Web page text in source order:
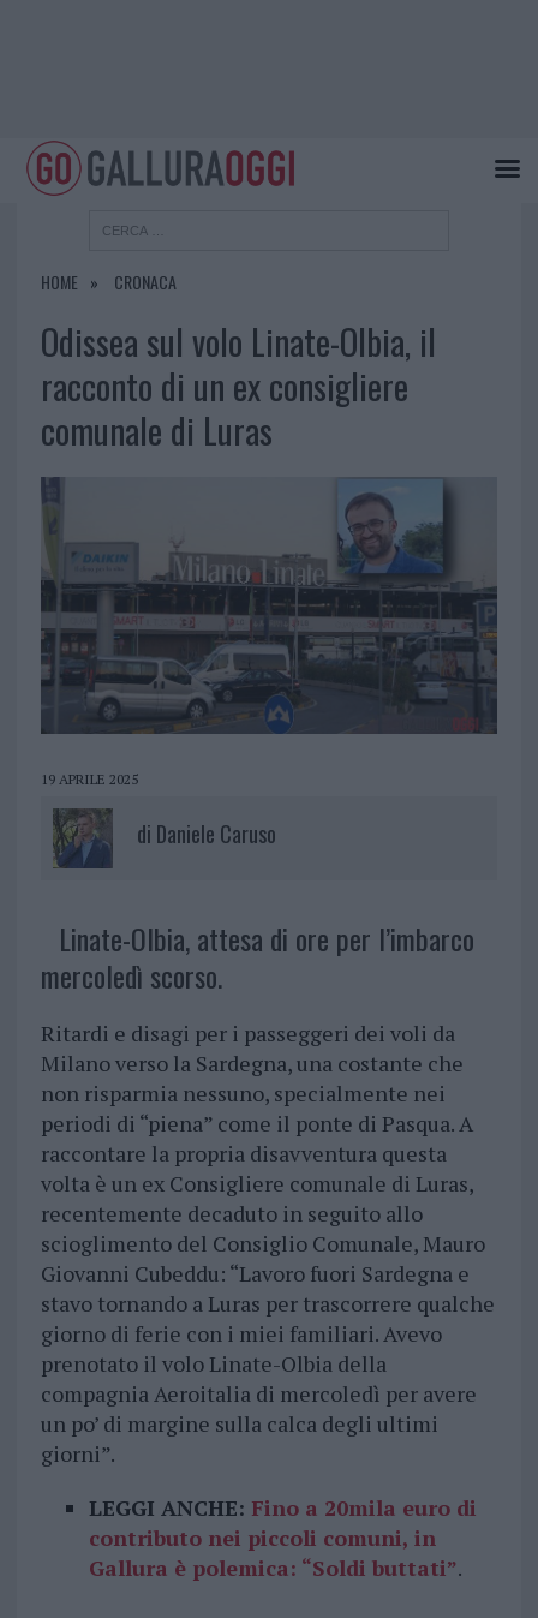
HOME CRONACA
Odissea sul volo Linate-Olbia, il
racconto di un ex consigliere
comunale di Luras
19 APRILE 2025
di Daniele Caruso
Linate-Olbia, attesa di ore per l’imbarco
mercoledì scorso.
Ritardi e disagi per i passeggeri dei voli da
Milano verso la Sardegna, una costante che
non risparmia nessuno, specialmente nei
periodi di “piena” come il ponte di Pasqua. A
raccontare la propria disavventura questa
volta è un ex Consigliere comunale di Luras,
recentemente decaduto in seguito allo
scioglimento del Consiglio Comunale, Mauro
Giovanni Cubeddu: “Lavoro fuori Sardegna e
stavo tornando a Luras per trascorrere qualche
giorno di ferie con i miei familiari. Avevo
prenotato il volo Linate-Olbia della
compagnia Aeroitalia di mercoledì per avere
un po’ di margine sulla calca degli ultimi
giorni”.
LEGGI ANCHE: Fino a 20mila euro di
contributo nei piccoli comuni, in
Gallura è polemica: “Soldi buttati”.